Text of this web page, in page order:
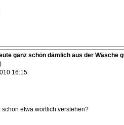
ganz schön dämlich aus der Wäsche
16:15
etwa wörtlich verstehen?